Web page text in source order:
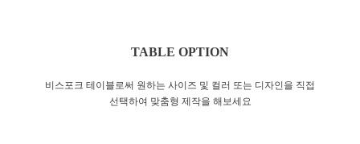
TABLE OPTION
비스포크 테이블로써 원하는 사이즈 및 컬러 또는 디자인을 직접
선택하여 맞춤형 제작을 해보세요